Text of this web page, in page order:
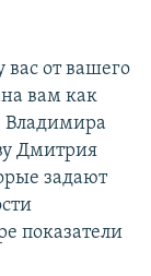
от вашего
вам как
Владимира
Дмитрия
задают
показатели